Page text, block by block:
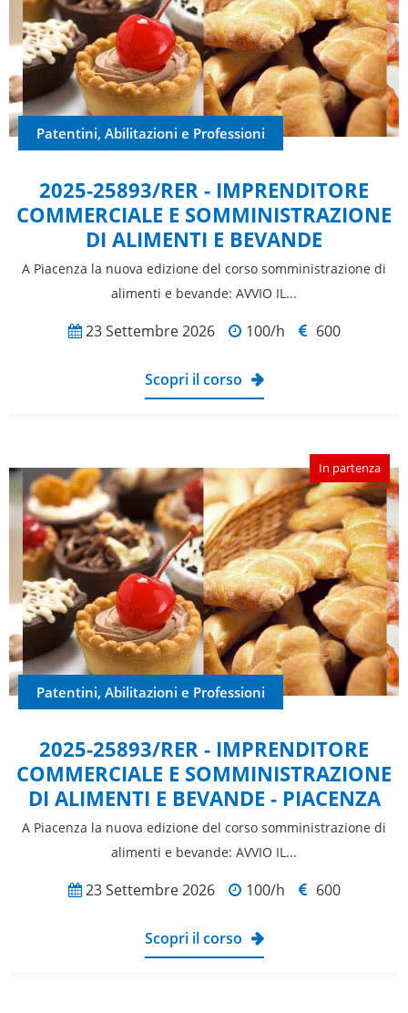
Patentini, Abilitazioni e Professioni
2025-25893/RER - IMPRENDITORE
COMMERCIALE E SOMMINISTRAZIONE
DI ALIMENTI E BEVANDE
A Piacenza la nuova edizione del corso somministrazione di
alimenti e bevande: AVVIO IL...
23 Settembre 2026 100/h 600
Scopri il corso
In partenza
Patentini, Abilitazioni e Professioni
2025-25893/RER - IMPRENDITORE
COMMERCIALE E SOMMINISTRAZIONE
DI ALIMENTI E BEVANDE - PIACENZA
A Piacenza la nuova edizione del corso somministrazione di
alimenti e bevande: AVVIO IL...
23 Settembre 2026 100/h 600
Scopri il corso